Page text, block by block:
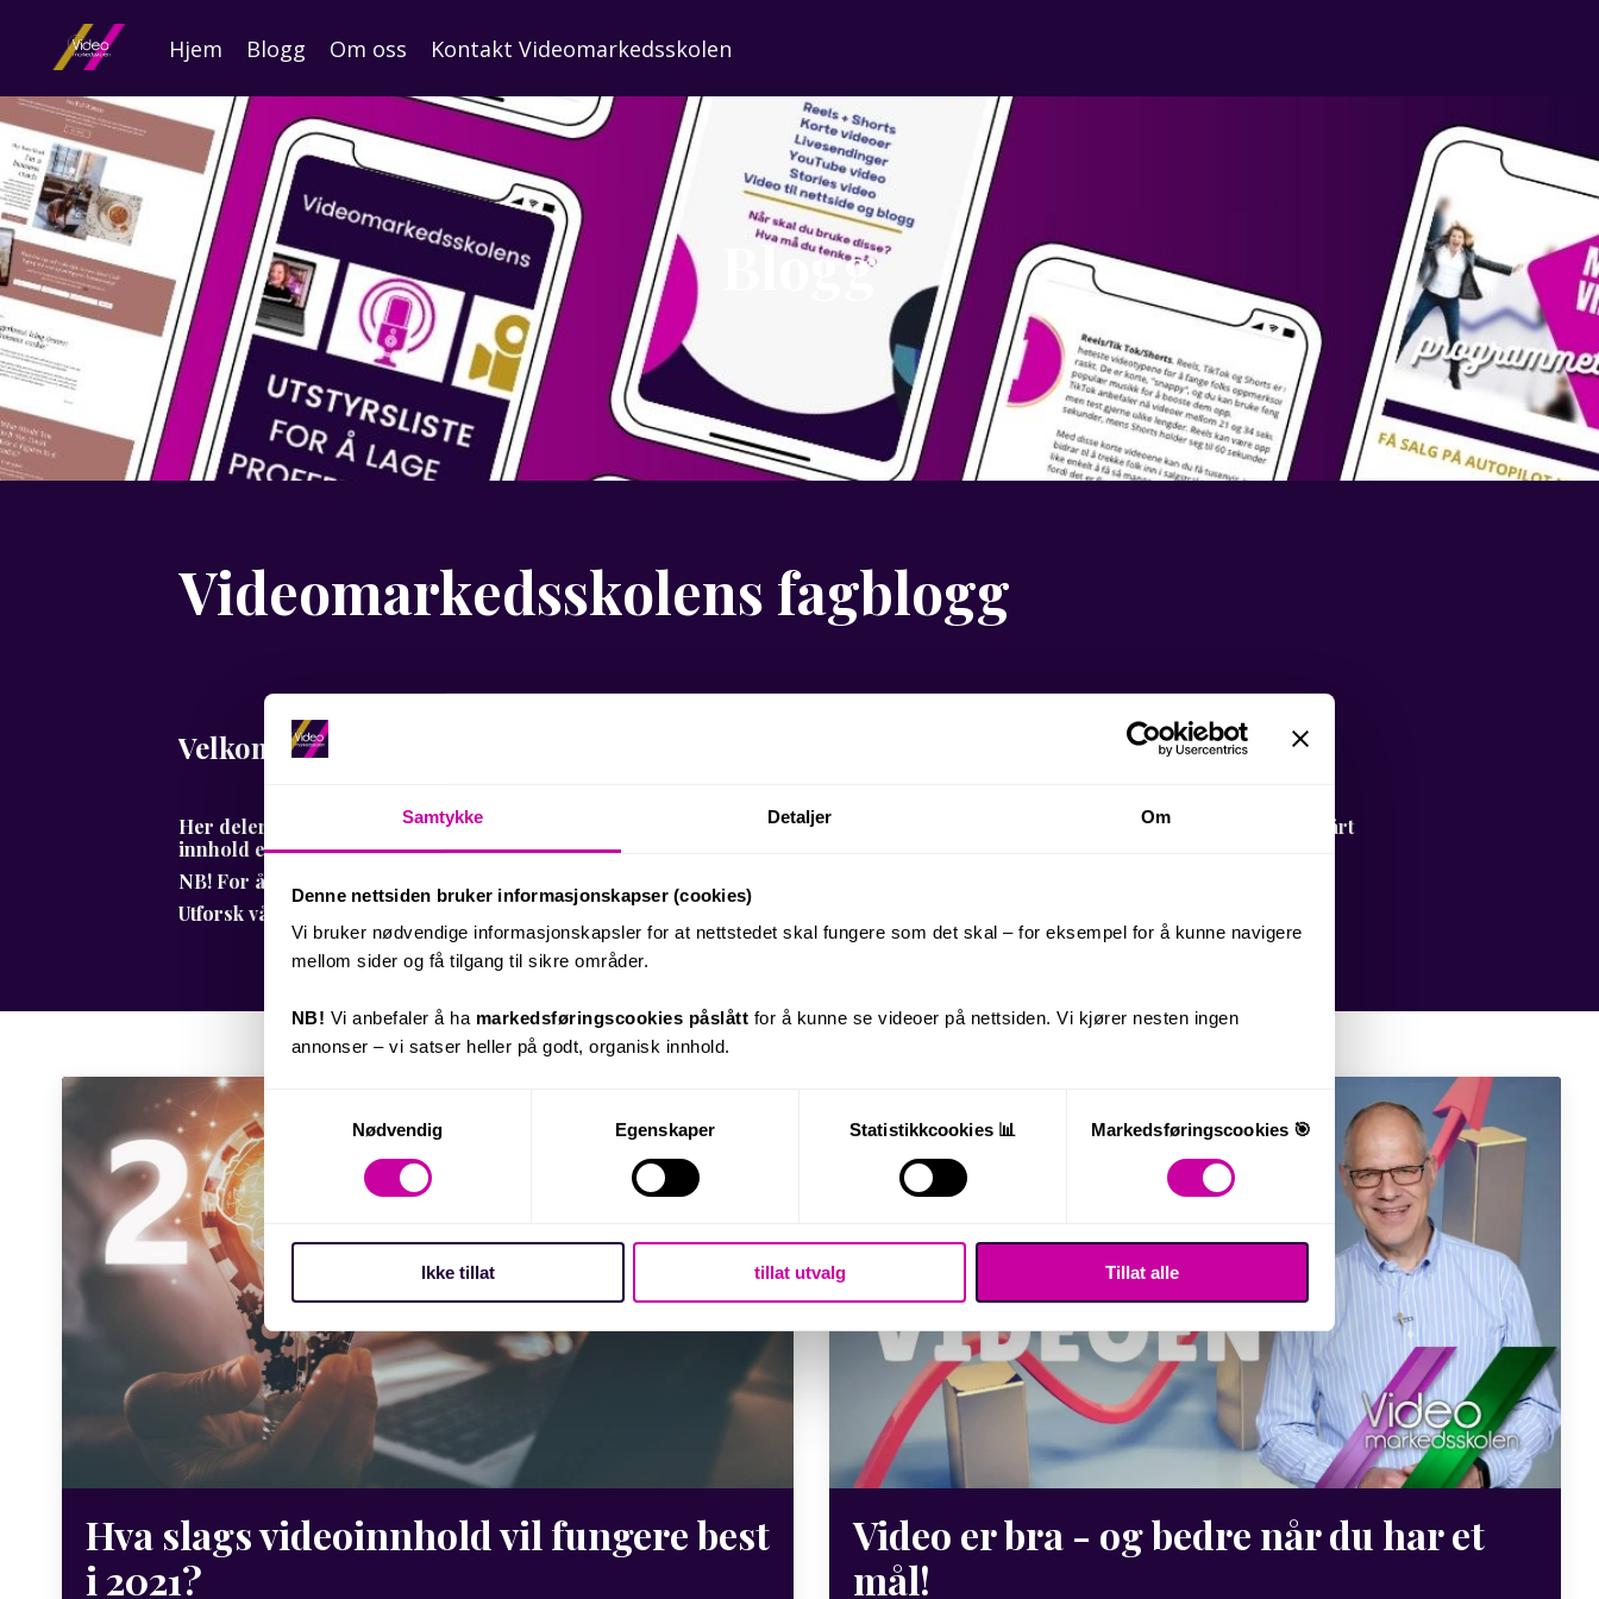
Samtykke Detaljer Om
Denne nettsiden bruker informasjonskapser (cookies)
Vi bruker nødvendige informasjonskapsler for at nettstedet skal fungere som det skal – for eksempel for å kunne navigere
mellom sider og få tilgang til sikre områder.
NB! Vi anbefaler å ha markedsføringscookies påslått for å kunne se videoer på nettsiden. Vi kjører nesten ingen
annonser – vi satser heller på godt, organisk innhold.
Nødvendig
Egenskaper Statistikkcookies 📊 Markedsføringscookies 🎯
Ikke tillat tillat utvalg Tillat alle
Hjem Blogg Om oss Kontakt Videomarkedsskolen
Blogg
Videomarkedsskolens fagblogg
Velkommen til Videomarkedsskolens videoblogg!
Her deler vi ekspertise i videomarkedsføring, YouTube-strategi og tips for bedrifter som ønsker å maksimere sin videoeffekt. Vårt
innhold er videodrevet – du finner både dybdeartikler og praktiske videoeksempler.
NB! For å se alle innebygde YouTube-videoer, må du godkjenne markedsføringscookies i banneret nederst på siden.
Utforsk våre nyeste innlegg under, eller bruk søkefeltet til å finne temaer som interesserer deg 👇
Hva slags videoinnhold vil fungere best
i 2021?
Video er bra - og bedre når du har et
mål!